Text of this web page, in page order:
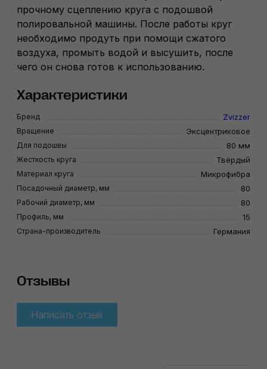
прочному сцеплению круга с подошвой
полировальной машины. После работы круг
необходимо продуть при помощи сжатого
воздуха, промыть водой и высушить, после
чего он снова готов к использованию.
Характеристики
Бренд Zvizzer
Вращение Эксцентриковое
Для подошвы 80 мм
Жесткость круга Твёрдый
Материал круга Микрофибра
Посадочный диаметр, мм 80
Рабочий диаметр, мм 80
Профиль, мм 15
Страна-производитель Германия
Отзывы
Написать отзыв